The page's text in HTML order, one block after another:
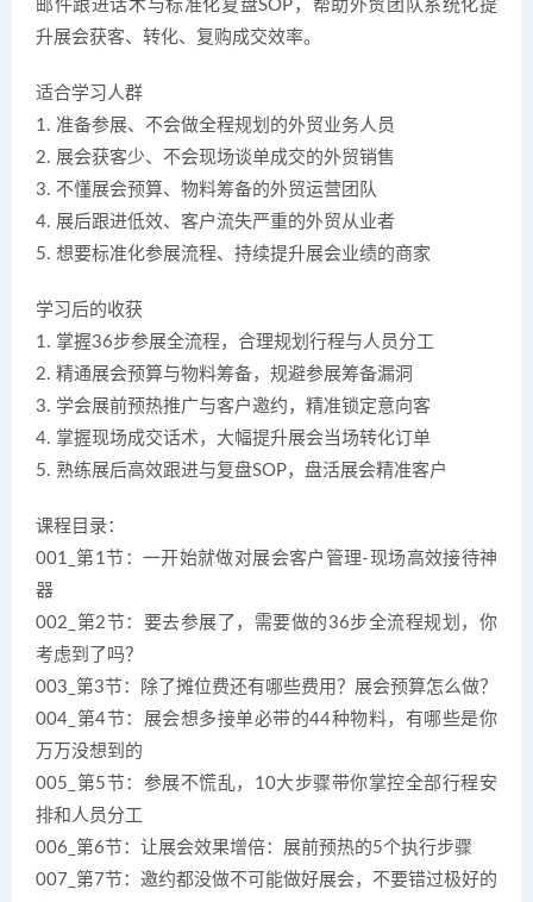
邮件跟进话术与标准化复盘SOP，帮助外贸团队系统化提
升展会获客、转化、复购成交效率。
适合学习人群
1. 准备参展、不会做全程规划的外贸业务人员
2. 展会获客少、不会现场谈单成交的外贸销售
3. 不懂展会预算、物料筹备的外贸运营团队
4. 展后跟进低效、客户流失严重的外贸从业者
5. 想要标准化参展流程、持续提升展会业绩的商家
学习后的收获
1. 掌握36步参展全流程，合理规划行程与人员分工
2. 精通展会预算与物料筹备，规避参展筹备漏洞
3. 学会展前预热推广与客户邀约，精准锁定意向客
4. 掌握现场成交话术，大幅提升展会当场转化订单
5. 熟练展后高效跟进与复盘SOP，盘活展会精准客户
课程目录：
001_第1节：一开始就做对展会客户管理-现场高效接待神
器
002_第2节：要去参展了，需要做的36步全流程规划，你
考虑到了吗？
003_第3节：除了摊位费还有哪些费用？展会预算怎么做？
004_第4节：展会想多接单必带的44种物料，有哪些是你
万万没想到的
005_第5节：参展不慌乱，10大步骤带你掌控全部行程安
排和人员分工
006_第6节：让展会效果增倍：展前预热的5个执行步骤
007_第7节：邀约都没做不可能做好展会，不要错过极好的